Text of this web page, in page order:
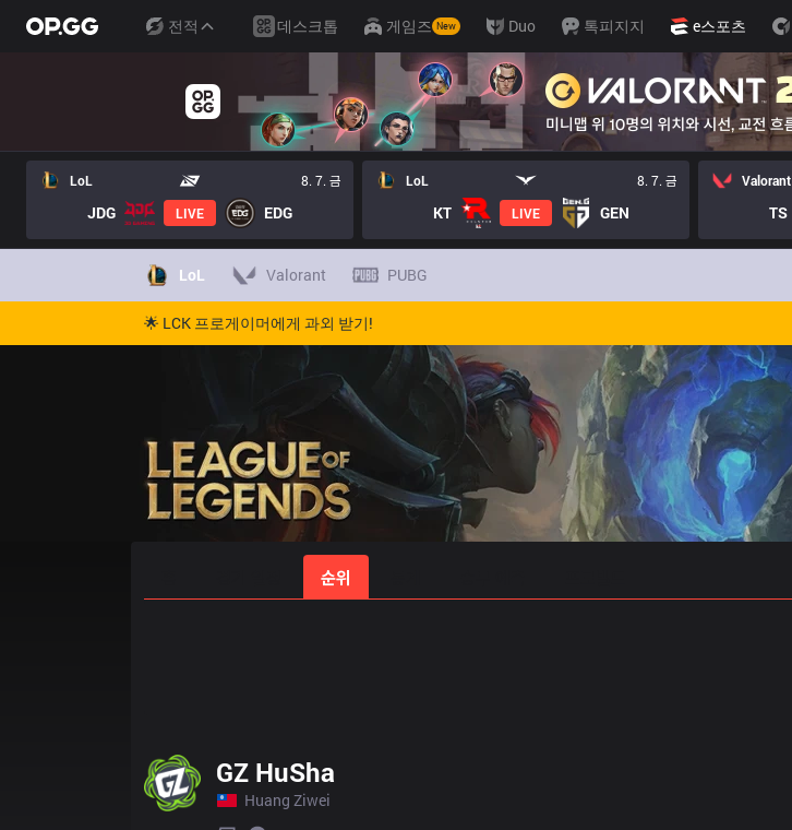
전적 데스크톱 게임즈 New Duo 톡피지지 e스포츠
LoL 8. 7. 금
JDG LIVE EDG
LoL 8. 7. 금
KT LIVE GEN
Valorant
TS
LoL Valorant PUBG
🌟 LCK 프로게이머에게 과외 받기!
순위
GZ HuSha
Huang Ziwei